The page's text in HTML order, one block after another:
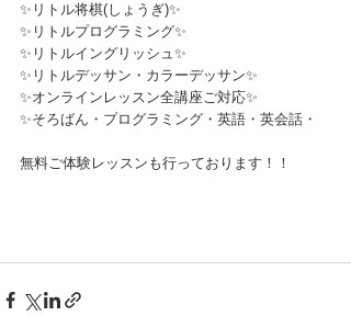
✨リトル将棋(しょうぎ)✨
✨リトルプログラミング✨
✨リトルイングリッシュ✨
✨リトルデッサン・カラーデッサン✨
✨オンラインレッスン全講座ご対応✨
✨そろばん・プログラミング・英語・英会話・
無料ご体験レッスンも行っております！！